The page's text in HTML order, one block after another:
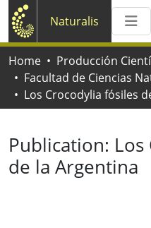
Naturalis
Home
Producción
Publication:
de la Argentina